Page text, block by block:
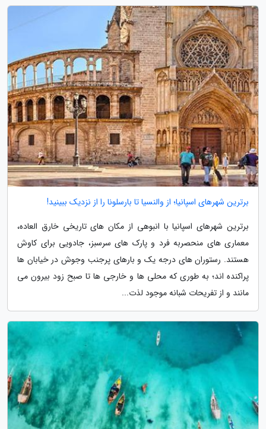
برترین شهرهای اسپانیا؛ از والنسیا تا بارسلونا را از نزدیک ببینید!
برترین شهرهای اسپانیا با انبوهی از مکان های تاریخی خارق العاده،
معماری های منحصربه فرد و پارک های سرسبز، جادویی برای کاوش
هستند. رستوران های درجه یک و بارهای پرجنب وجوش در خیابان ها
پراکنده اند؛ به طوری که محلی ها و خارجی ها تا صبح زود بیرون می
مانند و از تفریحات شبانه موجود لذت...